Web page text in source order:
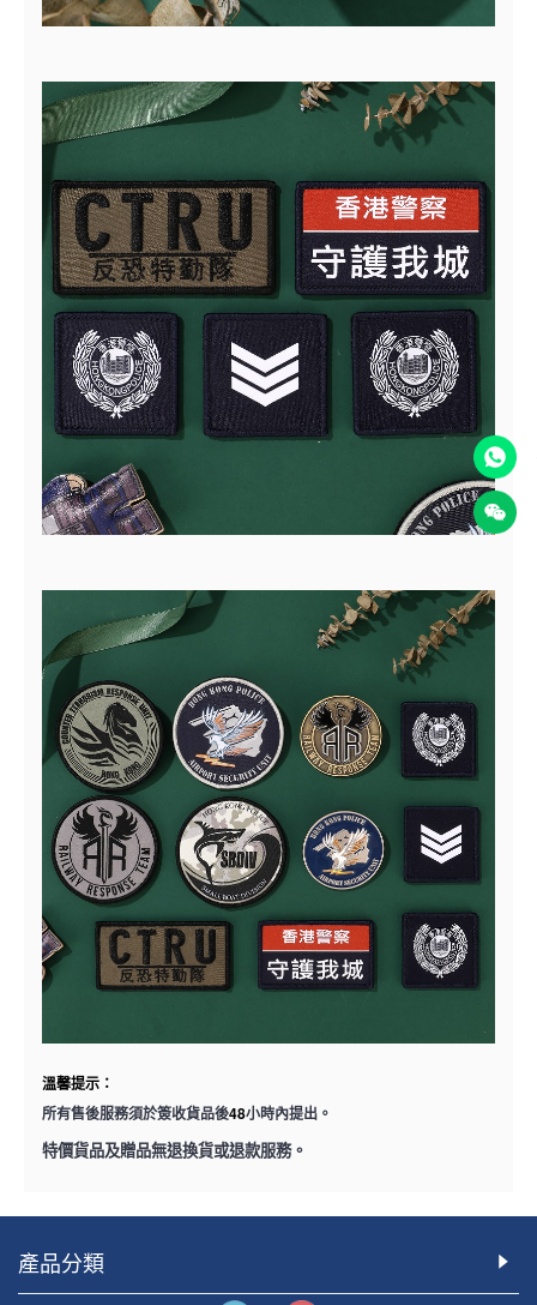
溫馨提示：
所有售後服務須於簽收貨品後48小時內提出。
特價貨品及贈品無退換貨或退款服務。
產品分類